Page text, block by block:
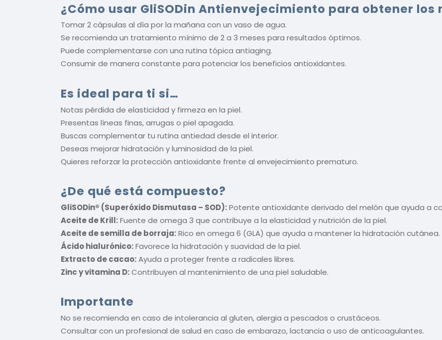
¿Cómo usar GliSODin Antienvejecimiento para obtener los
Tomar 2 cápsulas al día por la mañana con un vaso de agua.
Se recomienda un tratamiento mínimo de 2 a 3 meses para resultados óptimos.
Puede complementarse con una rutina tópica antiaging.
Consumir de manera constante para potenciar los beneficios antioxidantes.
Es ideal para ti si…
Notas pérdida de elasticidad y firmeza en la piel.
Presentas líneas finas, arrugas o piel apagada.
Buscas complementar tu rutina antiedad desde el interior.
Deseas mejorar hidratación y luminosidad de la piel.
Quieres reforzar la protección antioxidante frente al envejecimiento prematuro.
¿De qué está compuesto?
GliSODin® (Superóxido Dismutasa – SOD):Potente antioxidante derivado del melón que ayuda a
Aceite de Krill:Fuente de omega 3 que contribuye a la elasticidad y nutrición de la piel.
Aceite de semilla de borraja:Rico en omega 6 (GLA) que ayuda a mantener la hidratación cutánea.
Ácido hialurónico:Favorece la hidratación y suavidad de la piel.
Extracto de cacao:Ayuda a proteger frente a radicales libres.
Zinc y vitamina D:Contribuyen al mantenimiento de una piel saludable.
Importante
No se recomienda en caso de intolerancia al gluten, alergia a pescados o crustáceos.
Consultar con un profesional de salud en caso de embarazo, lactancia o uso de anticoagulantes.